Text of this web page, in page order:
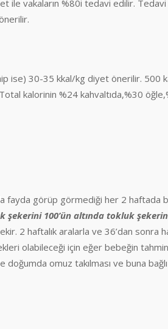
ile vakaların %80i tedavi edilir.
ise) 30-35 kkal/kg diyet önerilir. 500
kalorinin %24 kahvaltıda,%30
fayda görüp görmediği her 2 haftada
şekerini 100’ün altında tokluk
2 haftalık aralarla ve 36’dan sonra
olabileceği için eğer bebeğin
omuz takılması ve buna